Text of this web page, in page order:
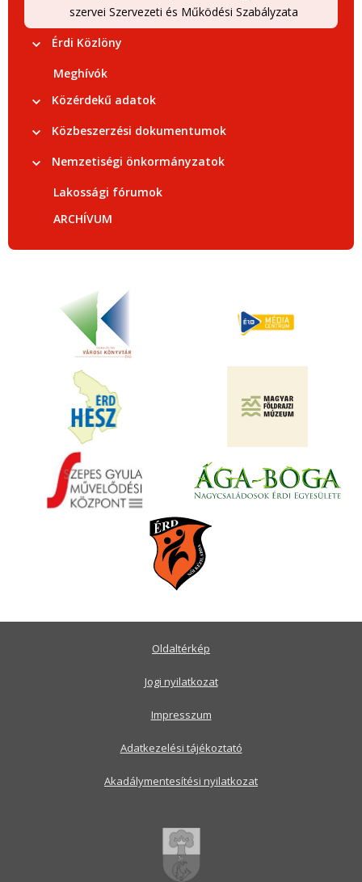
szervei Szervezeti és Működési Szabályzata
Érdi Közlöny
Meghívók
Közérdekű adatok
Közbeszerzési dokumentumok
Nemzetiségi önkormányzatok
Lakossági fórumok
ARCHÍVUM
Oldaltérkép
Jogi nyilatkozat
Impresszum
Adatkezelési tájékoztató
Akadálymentesítési nyilatkozat